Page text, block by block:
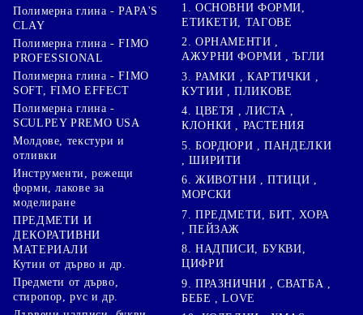
Полимерна глина - PAPA'S
CLAY
Полимерна глина - FIMO
PROFESSIONAL
Полимерна глина - FIMO
SOFT, FIMO EFFECT
Полимерна глина -
SCULPEY PREMO USA
Молдове, текстури и
отливки
Инструменти, режещи
форми, лакове за
моделиране
ПРЕДМЕТИ И
ДЕКОРАТИВНИ
МАТЕРИАЛИ
Кутии от дърво и др.
Предмети от дърво,
стиропор, pvc и др.
1. ОСНОВНИ ФОРМИ,
ЕТИКЕТИ, ТАГОВЕ
2. ОРНАМЕНТИ ,
АЖУРНИ ФОРМИ , ЪГЛИ
3. РАМКИ , КАРТИЧКИ ,
КУТИИ , ПЛИКОВЕ
4. ЦВЕТЯ , ЛИСТА ,
КЛОНКИ , РАСТЕНИЯ
5. БОРДЮРИ , ПАНДЕЛКИ
, ШИРИТИ
6. ЖИВОТНИ , ПТИЦИ ,
МОРСКИ
7. ПРЕДМЕТИ, БИТ, ХОРА
, ПЕЙЗАЖ
8. НАДПИСИ, БУКВИ,
ЦИФРИ
9. ПРАЗНИЧНИ , СВАТБА ,
БЕБЕ , LOVE